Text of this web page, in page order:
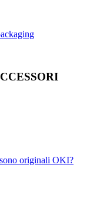
originali OKI?